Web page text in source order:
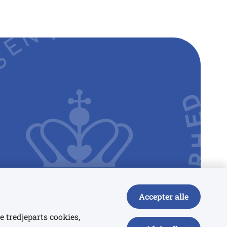
tredjeparts cookies,
Accepter alle